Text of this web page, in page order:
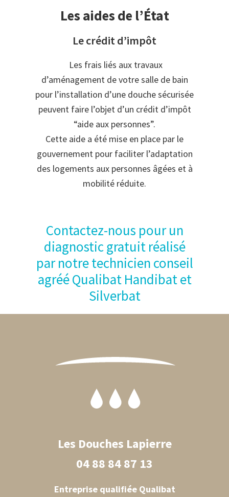
Les aides de l’État
Le crédit d’impôt
Les frais liés aux travaux
d’aménagement de votre salle de bain
pour l’installation d’une douche sécurisée
peuvent faire l’objet d’un crédit d’impôt
“aide aux personnes”.
Cette aide a été mise en place par le
gouvernement pour faciliter l’adaptation
des logements aux personnes âgées et à
mobilité réduite.
Contactez-nous pour un
diagnostic gratuit réalisé
par notre technicien conseil
agréé Qualibat Handibat et
Silverbat
Les Douches Lapierre
04 88 84 87 13
Entreprise qualifiée Qualibat